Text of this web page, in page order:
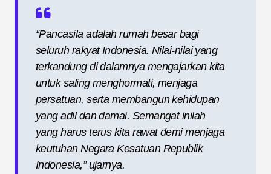
“Pancasila adalah rumah besar bagi
seluruh rakyat Indonesia. Nilai-nilai yang
terkandung di dalamnya mengajarkan kita
untuk saling menghormati, menjaga
persatuan, serta membangun kehidupan
yang adil dan damai. Semangat inilah
yang harus terus kita rawat demi menjaga
keutuhan Negara Kesatuan Republik
Indonesia,” ujarnya.